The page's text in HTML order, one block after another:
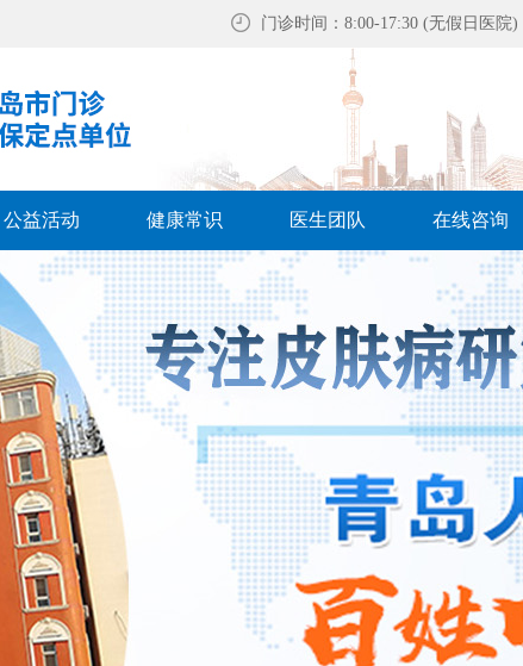
门诊时间：8:00-17:30 (无假日医院)
公益活动 健康常识 医生团队 在线咨询